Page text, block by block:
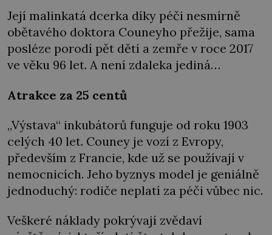
Její malinkatá dcerka díky péči nesmírně
obětavého doktora Couneyho přežije, sama
posléze porodí pět dětí a zemře v roce 2017
ve věku 96 let. A není zdaleka jediná…
Atrakce za 25 centů
„Výstava“ inkubátorů funguje od roku 1903
celých 40 let. Couney je vozí z Evropy,
především z Francie, kde už se používají v
nemocnicích. Jeho byznys model je geniálně
jednoduchý: rodiče neplatí za péči vůbec nic.
Veškeré náklady pokrývají zvědaví